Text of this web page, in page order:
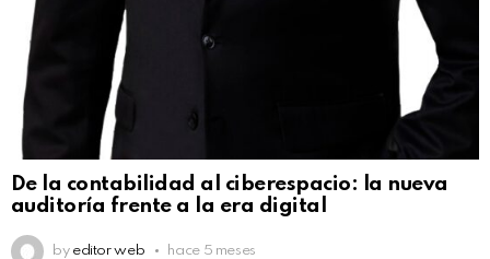
De la contabilidad al ciberespacio: la nueva
auditoría frente a la era digital
by editor web hace 5 meses